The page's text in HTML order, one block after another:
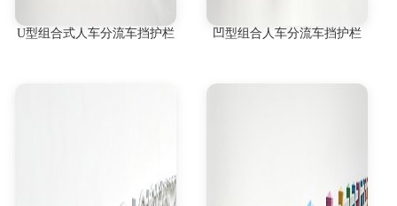
U型组合式人车分流车挡护栏 凹型组合人车分流车挡护栏